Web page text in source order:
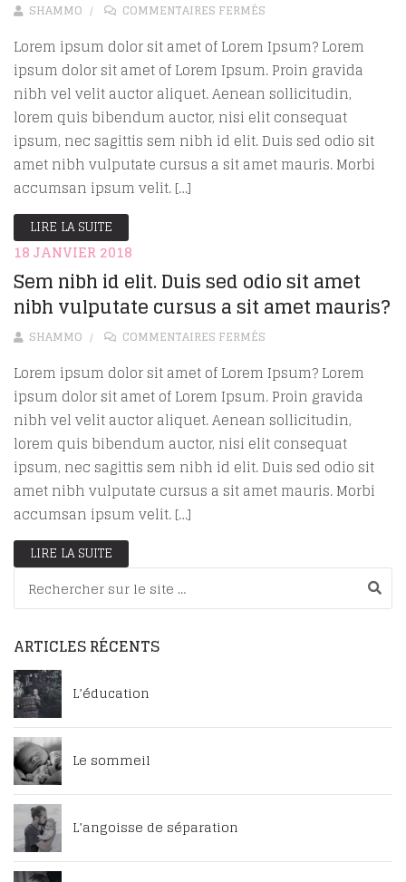
SHAMMO COMMENTAIRES FERMÉS
Lorem ipsum dolor sit amet of Lorem Ipsum? Lorem
ipsum dolor sit amet of Lorem Ipsum. Proin gravida
nibh vel velit auctor aliquet. Aenean sollicitudin,
lorem quis bibendum auctor, nisi elit consequat
ipsum, nec sagittis sem nibh id elit. Duis sed odio sit
amet nibh vulputate cursus a sit amet mauris. Morbi
accumsan ipsum velit. […]
LIRE LA SUITE
18 JANVIER 2018
Sem nibh id elit. Duis sed odio sit amet
nibh vulputate cursus a sit amet mauris?
SHAMMO COMMENTAIRES FERMÉS
Lorem ipsum dolor sit amet of Lorem Ipsum? Lorem
ipsum dolor sit amet of Lorem Ipsum. Proin gravida
nibh vel velit auctor aliquet. Aenean sollicitudin,
lorem quis bibendum auctor, nisi elit consequat
ipsum, nec sagittis sem nibh id elit. Duis sed odio sit
amet nibh vulputate cursus a sit amet mauris. Morbi
accumsan ipsum velit. […]
LIRE LA SUITE
ARTICLES RÉCENTS
L’éducation
Le sommeil
L’angoisse de séparation